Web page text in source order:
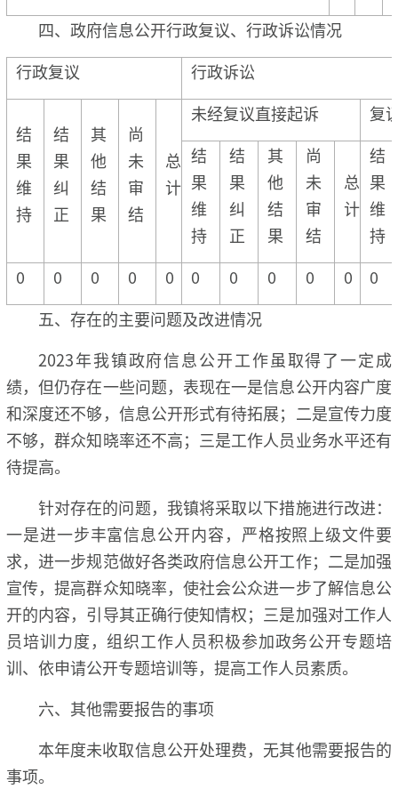
四、政府信息公开行政复议、行政诉讼情况
行政复议
行政诉讼
结
果
维
持
结
果
纠
正
其
他
结
果
尚
未
审
结
总
计
未经复议直接起诉
复
结
果
维
持
结
果
纠
正
其
他
结
果
尚
未
审
结
总
计
结
果
维
持
0
0 0 0 0 0 0 0 0 0
0
五、存在的主要问题及改进情况
2023年我镇政府信息公开工作虽取得了一定成
绩，但仍存在一些问题，表现在一是信息公开内容广度
和深度还不够，信息公开形式有待拓展；二是宣传力度
不够，群众知晓率还不高；三是工作人员业务水平还有
待提高。
针对存在的问题，我镇将采取以下措施进行改进：
一是进一步丰富信息公开内容，严格按照上级文件要
求，进一步规范做好各类政府信息公开工作；二是加强
宣传，提高群众知晓率，使社会公众进一步了解信息公
开的内容，引导其正确行使知情权；三是加强对工作人
员培训力度，组织工作人员积极参加政务公开专题培
训、依申请公开专题培训等，提高工作人员素质。
六、其他需要报告的事项
本年度未收取信息公开处理费，无其他需要报告的
事项。